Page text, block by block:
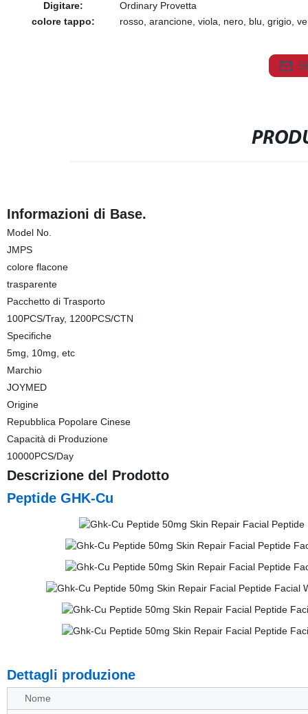
Digitare:
Ordinary Provetta
colore tappo:
rosso, arancione, viola, nero, blu, grigio,
Informazioni di Base.
Model No.
JMPS
colore flacone
trasparente
Pacchetto di Trasporto
100PCS/Tray, 1200PCS/CTN
Specifiche
5mg, 10mg, etc
Marchio
JOYMED
Origine
Repubblica Popolare Cinese
Capacità di Produzione
10000PCS/Day
Descrizione del Prodotto
Peptide GHK-Cu
Dettagli produzione
Nome